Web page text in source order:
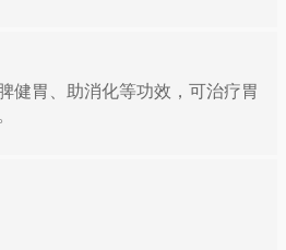
健胃、助消化等功效，可治疗胃